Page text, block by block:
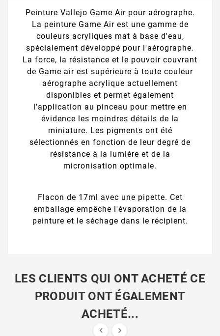
Peinture Vallejo Game Air pour aérographe.
La peinture Game Air est une gamme de
couleurs acryliques mat à base d'eau,
spécialement développé pour l'aérographe.
La force, la résistance et le pouvoir couvrant
de Game air est supérieure à toute couleur
aérographe acrylique actuellement
disponibles et permet également
l'application au pinceau pour mettre en
évidence les moindres détails de la
miniature. Les pigments ont été
sélectionnés en fonction de leur degré de
résistance à la lumière et de la
micronisation optimale.
Flacon de 17ml avec une pipette. Cet
emballage empêche l'évaporation de la
peinture et le séchage dans le récipient.
LES CLIENTS QUI ONT ACHETÉ CE
PRODUIT ONT ÉGALEMENT
ACHETÉ...
 